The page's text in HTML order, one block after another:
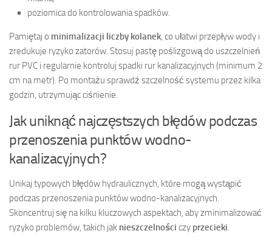
poziomica do kontrolowania spadków.
Pamiętaj o minimalizacji liczby kolanek, co ułatwi przepływ wody i
zredukuje ryzyko zatorów. Stosuj pastę poślizgową do uszczelnień
rur PVC i regularnie kontroluj spadki rur kanalizacyjnych (minimum 2
cm na metr). Po montażu sprawdź szczelność systemu przez kilka
godzin, utrzymując ciśnienie.
Jak uniknąć najczęstszych błędów podczas
przenoszenia punktów wodno-
kanalizacyjnych?
Unikaj typowych błędów hydraulicznych, które mogą wystąpić
podczas przenoszenia punktów wodno-kanalizacyjnych.
Skoncentruj się na kilku kluczowych aspektach, aby zminimalizować
ryzyko problemów, takich jak nieszczelności czy przecieki.